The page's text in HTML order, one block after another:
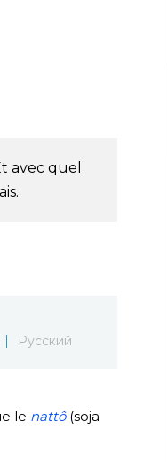
avec quel
Русский
le nattô(soja